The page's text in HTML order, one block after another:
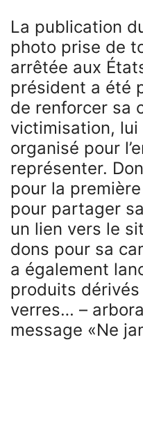
La publication
photo prise de
arrêtée aux
président a été
de renforcer sa
victimisation,
organisé pour
représenter.
pour la
pour partager
un lien vers le
dons pour sa
a également
produits
verres… –
message «Ne